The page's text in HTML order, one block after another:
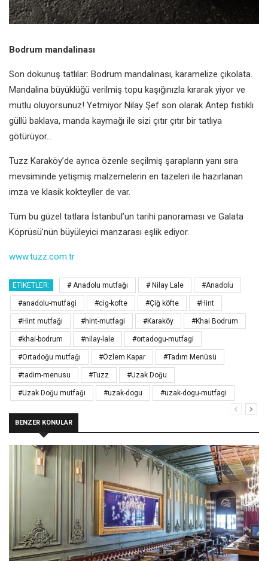
Bodrum mandalinası
Son dokunuş tatlılar: Bodrum mandalinası, karamelize çikolata.
Mandalina büyüklüğü verilmiş topu kaşığınızla kırarak yiyor ve
mutlu oluyorsunuz! Yetmiyor Nilay Şef son olarak Antep fıstıklı
güllü baklava, manda kaymağı ile sizi çıtır çıtır bir tatlıya
götürüyor...
Tuzz Karaköy’de ayrıca özenle seçilmiş şarapların yanı sıra
mevsiminde yetişmiş malzemelerin en tazeleri ile hazırlanan
imza ve klasik kokteyller de var.
Tüm bu güzel tatlara İstanbul’un tarihi panoraması ve Galata
Köprüsü’nün büyüleyici manzarası eşlik ediyor.
www.tuzz.com.tr
ETIKETLER: # Anadolu mutfağı # Nilay Lale #Anadolu
#anadolu-mutfagi #cig-kofte #Çiğ köfte #Hint
#Hint mutfağı #hint-mutfagi #Karaköy #Khai Bodrum
#khai-bodrum #nilay-lale #ortadogu-mutfagi
#Ortadoğu mutfağı #Özlem Kapar #Tadım Menüsü
#tadim-menusu #Tuzz #Uzak Doğu
#Uzak Doğu mutfağı #uzak-dogu #uzak-dogu-mutfagi
BENZER KONULAR